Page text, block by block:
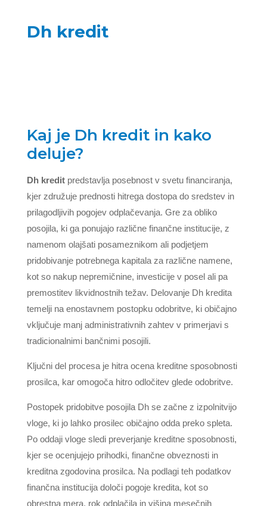
Dh kredit
Kaj je Dh kredit in kako
deluje?
Dh kreditpredstavlja posebnost v svetu financiranja,
kjer združuje prednosti hitrega dostopa do sredstev in
prilagodljivih pogojev odplačevanja. Gre za obliko
posojila, ki ga ponujajo različne finančne institucije, z
namenom olajšati posameznikom ali podjetjem
pridobivanje potrebnega kapitala za različne namene,
kot so nakup nepremičnine, investicije v posel ali pa
premostitev likvidnostnih težav. Delovanje Dh kredita
temelji na enostavnem postopku odobritve, ki običajno
vključuje manj administrativnih zahtev v primerjavi s
tradicionalnimi bančnimi posojili.
Ključni del procesa je hitra ocena kreditne sposobnosti
prosilca, kar omogoča hitro odločitev glede odobritve.
Postopek pridobitve posojila Dh se začne z izpolnitvijo
vloge, ki jo lahko prosilec običajno odda preko spleta.
Po oddaji vloge sledi preverjanje kreditne sposobnosti,
kjer se ocenjujejo prihodki, finančne obveznosti in
kreditna zgodovina prosilca. Na podlagi teh podatkov
finančna institucija določi pogoje kredita, kot so
obrestna mera, rok odplačila in višina mesečnih